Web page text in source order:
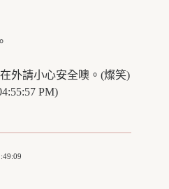
外請小心安全噢。(燦笑)
PM)